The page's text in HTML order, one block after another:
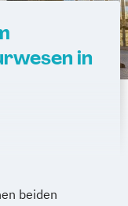
in
beiden